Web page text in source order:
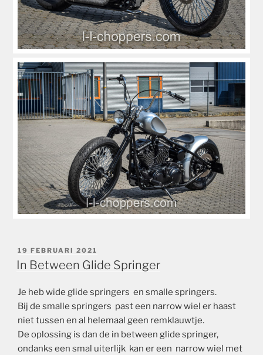
GEPLAATST
OP
19 FEBRUARI 2021
In Between Glide Springer
Je heb wide glide springers en smalle springers.
Bij de smalle springers past een narrow wiel er haast
niet tussen en al helemaal geen remklauwtje.
De oplossing is dan de in between glide springer,
ondanks een smal uiterlijk kan er een narrow wiel met